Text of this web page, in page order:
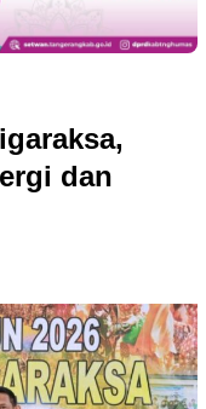
dan